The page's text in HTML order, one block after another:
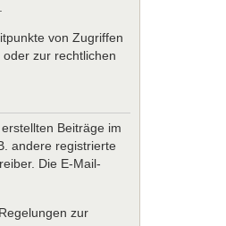
von Zugriffen
zur rechtlichen
Beiträge im
andere registrierte
Die E-Mail-
zur